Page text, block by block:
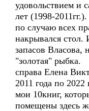
удовольствием и
лет (1998-
по случаю всех
накрывался стол.
запасов Власова,
"золотая"
справа Елена
2011 года по 2022
мои 10книг,
помещены здесь